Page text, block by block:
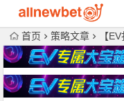
首页 策略文章 【EV扑